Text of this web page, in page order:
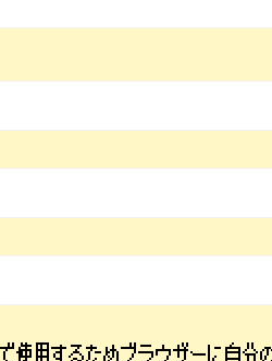
使用するためブラウザーに自